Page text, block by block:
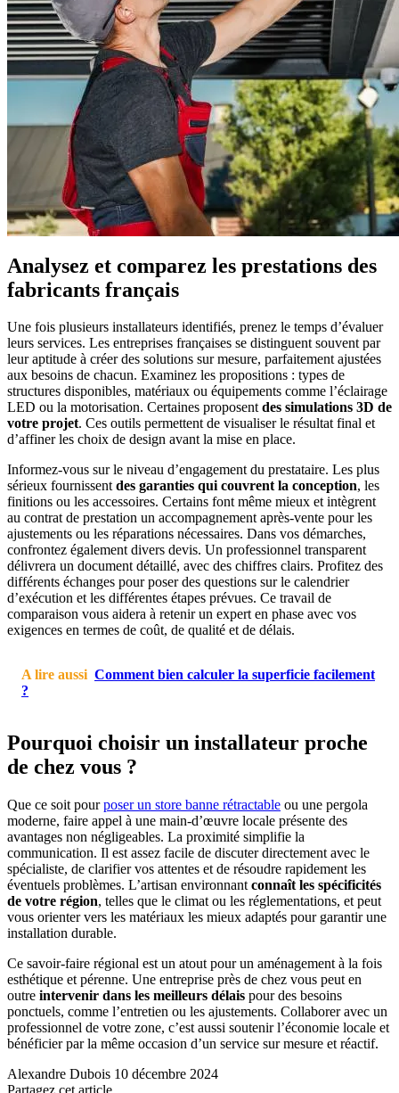
Analysez et comparez les prestations des
fabricants français
Une fois plusieurs installateurs identifiés, prenez le temps d’évaluer
leurs services. Les entreprises françaises se distinguent souvent par
leur aptitude à créer des solutions sur mesure, parfaitement ajustées
aux besoins de chacun. Examinez les propositions : types de
structures disponibles, matériaux ou équipements comme l’éclairage
LED ou la motorisation. Certaines proposentdes simulations 3D de
votre projet. Ces outils permettent de visualiser le résultat final et
d’affiner les choix de design avant la mise en place.
Informez-vous sur le niveau d’engagement du prestataire. Les plus
sérieux fournissentdes garanties qui couvrent la conception, les
finitions ou les accessoires. Certains font même mieux et intègrent
au contrat de prestation un accompagnement après-vente pour les
ajustements ou les réparations nécessaires. Dans vos démarches,
confrontez également divers devis. Un professionnel transparent
délivrera un document détaillé, avec des chiffres clairs. Profitez des
différents échanges pour poser des questions sur le calendrier
d’exécution et les différentes étapes prévues. Ce travail de
comparaison vous aidera à retenir un expert en phase avec vos
exigences en termes de coût, de qualité et de délais.
A lire aussi Comment bien calculer la superficie facilement
?
Pourquoi choisir un installateur proche
de chez vous ?
Que ce soit pourposer un store banne rétractable ou une pergola
moderne, faire appel à une main-d’œuvre locale présente des
avantages non négligeables. La proximité simplifie la
communication. Il est assez facile de discuter directement avec le
spécialiste, de clarifier vos attentes et de résoudre rapidement les
éventuels problèmes. L’artisan environnant connaît les spécificités
de votre région, telles que le climat ou les réglementations, et peut
vous orienter vers les matériaux les mieux adaptés pour garantir une
installation durable.
Ce savoir-faire régional est un atout pour un aménagement à la fois
esthétique et pérenne. Une entreprise près de chez vous peut en
outre intervenir dans les meilleurs délais pour des besoins
ponctuels, comme l’entretien ou les ajustements. Collaborer avec un
professionnel de votre zone, c’est aussi soutenir l’économie locale et
bénéficier par la même occasion d’un service sur mesure et réactif.
Alexandre Dubois 10 décembre 2024